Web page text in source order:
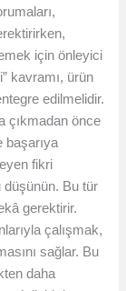
için önleyici
kavramı, ürün
edilmelidir.
çıkmadan önce
başarıya
fikri
düşünün. Bu tür
gerektirir.
çalışmak,
sağlar. Bu
daha